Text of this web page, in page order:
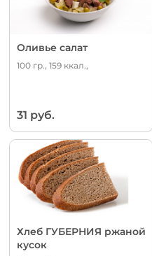
Оливье салат
100 гр., 159 ккал.,
31 руб.
Хлеб ГУБЕРНИЯ ржаной
кусок